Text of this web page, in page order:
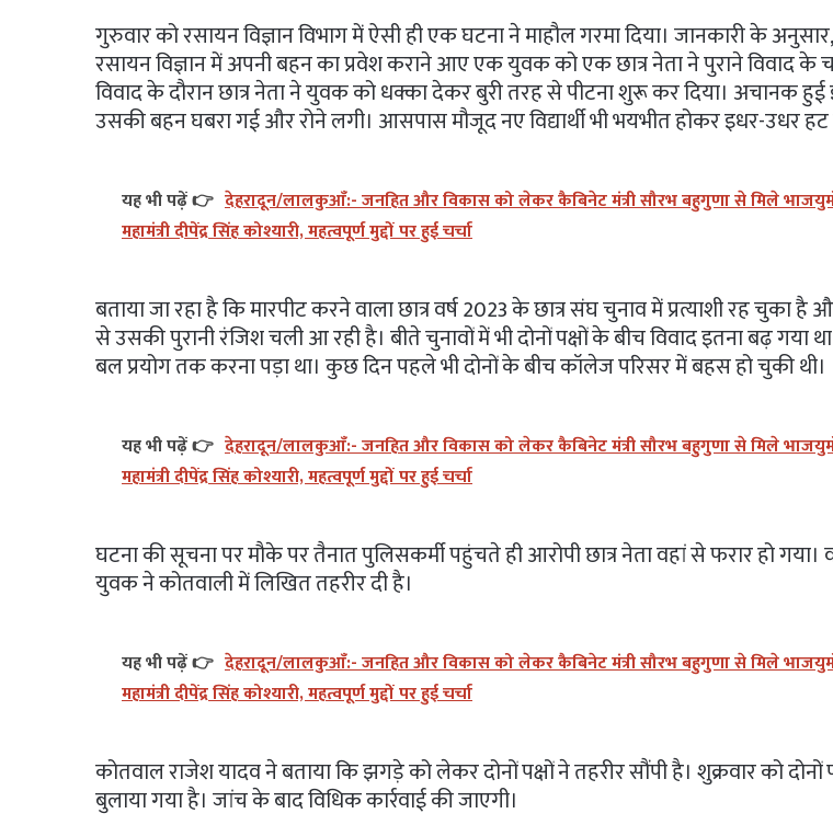
गुरुवार को रसायन विज्ञान विभाग में ऐसी ही एक घटना ने माहौल गरमा दिया। जानकारी के
रसायन विज्ञान में अपनी बहन का प्रवेश कराने आए एक युवक को एक छात्र नेता ने पुराने विवाद के
विवाद के दौरान छात्र नेता ने युवक को धक्का देकर बुरी तरह से पीटना शुरू कर दिया। अचानक
उसकी बहन घबरा गई और रोने लगी। आसपास मौजूद नए विद्यार्थी भी भयभीत होकर इधर-उधर
यह भी पढ़ें 👉 देहरादून/लालकुआँ:- जनहित और विकास को लेकर कैबिनेट मंत्री सौरभ बहुगुणा से मिले
महामंत्री दीपेंद्र सिंह कोश्यारी, महत्वपूर्ण मुद्दों पर हुई चर्चा
बताया जा रहा है कि मारपीट करने वाला छात्र वर्ष 2023 के छात्र संघ चुनाव में प्रत्याशी रह चुका
से उसकी पुरानी रंजिश चली आ रही है। बीते चुनावों में भी दोनों पक्षों के बीच विवाद इतना बढ़ गया
बल प्रयोग तक करना पड़ा था। कुछ दिन पहले भी दोनों के बीच कॉलेज परिसर में बहस हो चुकी थी।
यह भी पढ़ें 👉 देहरादून/लालकुआँ:- जनहित और विकास को लेकर कैबिनेट मंत्री सौरभ बहुगुणा से मिले
महामंत्री दीपेंद्र सिंह कोश्यारी, महत्वपूर्ण मुद्दों पर हुई चर्चा
घटना की सूचना पर मौके पर तैनात पुलिसकर्मी पहुंचते ही आरोपी छात्र नेता वहां से फरार हो गया।
युवक ने कोतवाली में लिखित तहरीर दी है।
यह भी पढ़ें 👉 देहरादून/लालकुआँ:- जनहित और विकास को लेकर कैबिनेट मंत्री सौरभ बहुगुणा से मिले
महामंत्री दीपेंद्र सिंह कोश्यारी, महत्वपूर्ण मुद्दों पर हुई चर्चा
कोतवाल राजेश यादव ने बताया कि झगड़े को लेकर दोनों पक्षों ने तहरीर सौंपी है। शुक्रवार को दोनों
बुलाया गया है। जांच के बाद विधिक कार्रवाई की जाएगी।